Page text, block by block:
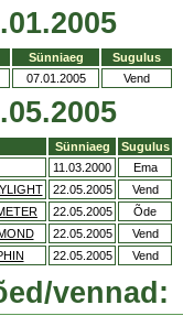
Sünniaeg
Sugulus
07.01.2005 Vend
Sünniaeg
Sugulus
11.03.2000
Ema
22.05.2005
Vend
22.05.2005
Õde
22.05.2005
Vend
22.05.2005 Vend
vennad: